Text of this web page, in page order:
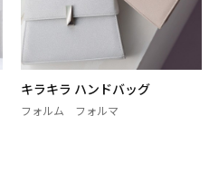
キラキラ ハンドバッグ
フォルム フォルマ